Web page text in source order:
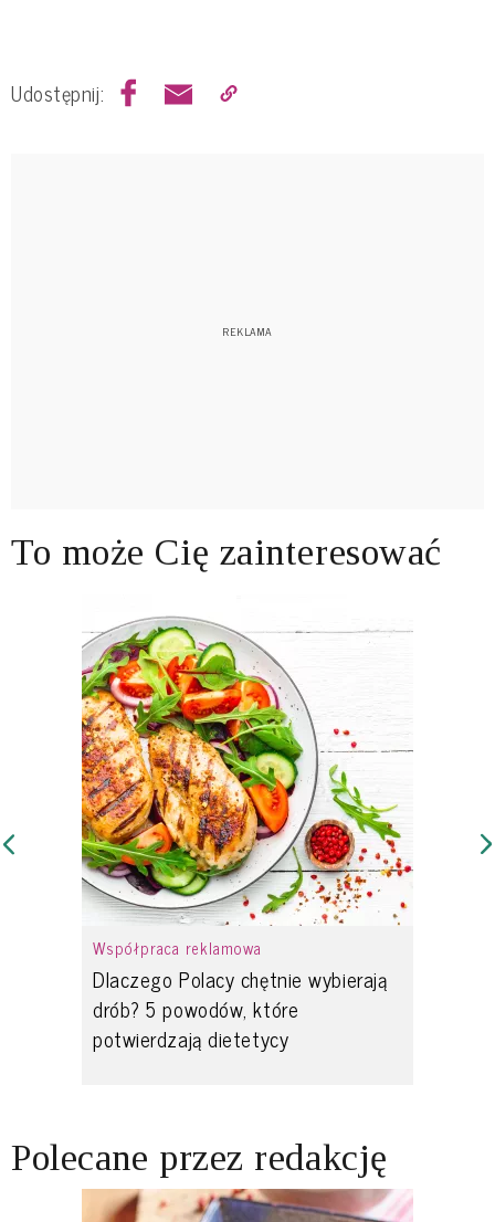
Udostępnij:
To może Cię zainteresować
Współpraca reklamowa
Dlaczego Polacy chętnie wybierają
drób? 5 powodów, które
potwierdzają dietetycy
Polecane przez redakcję